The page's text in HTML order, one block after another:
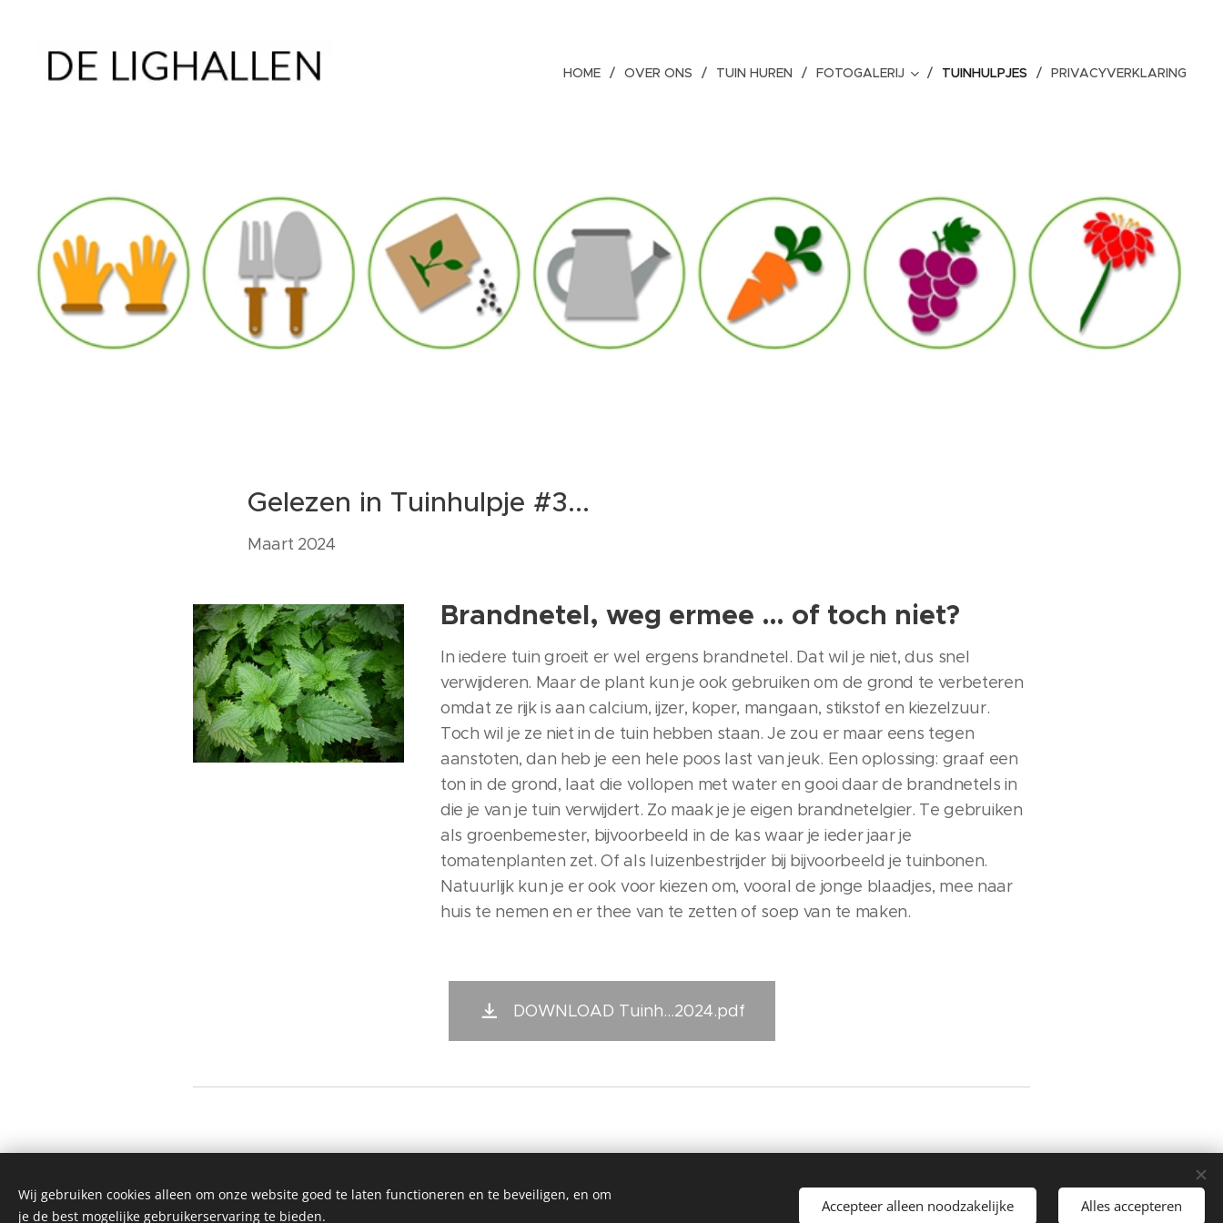
HOME OVER ONS TUIN HUREN FOTOGALERIJ TUINHULPJES PRIVACYVERKLARING
Gelezen in Tuinhulpje #3...
Maart 2024
Brandnetel, weg ermee … of toch niet?
In iedere tuin groeit er wel ergens brandnetel. Dat wil je niet, dus snel
verwijderen. Maar de plant kun je ook gebruiken om de grond te verbeteren
omdat ze rijk is aan calcium, ijzer, koper, mangaan, stikstof en kiezelzuur.
Toch wil je ze niet in de tuin hebben staan. Je zou er maar eens tegen
aanstoten, dan heb je een hele poos last van jeuk. Een oplossing: graaf een
ton in de grond, laat die vollopen met water en gooi daar de brandnetels in
die je van je tuin verwijdert. Zo maak je je eigen brandnetelgier. Te gebruiken
als groenbemester, bijvoorbeeld in de kas waar je ieder jaar je
tomatenplanten zet. Of als luizenbestrijder bij bijvoorbeeld je tuinbonen.
Natuurlijk kun je er ook voor kiezen om, vooral de jonge blaadjes, mee naar
huis te nemen en er thee van te zetten of soep van te maken.
DOWNLOAD Tuinh...2024.pdf
Copyright 2019 Volkstuindersvereniging De Lighallen
Wij gebruiken cookies alleen om onze website goed te laten functioneren en te beveiligen, en om
je de best mogelijke gebruikerservaring te bieden.
Accepteer alleen noodzakelijke Alles accepteren